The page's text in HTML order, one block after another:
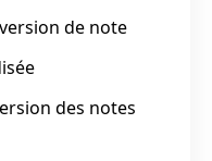
de note
des notes